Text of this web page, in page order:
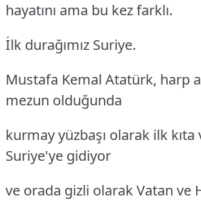
hayatını ama bu kez farklı.
İlk durağımız Suriye.
Mustafa Kemal Atatürk, harp
mezun olduğunda
kurmay yüzbaşı olarak ilk kıta
Suriye'ye gidiyor
ve orada gizli olarak Vatan ve